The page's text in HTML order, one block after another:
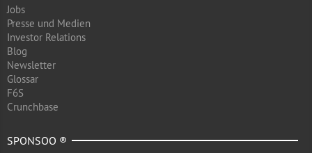
Jobs
Presse und Medien
Investor Relations
Blog
Newsletter
Glossar
F6S
Crunchbase
SPONSOO ®